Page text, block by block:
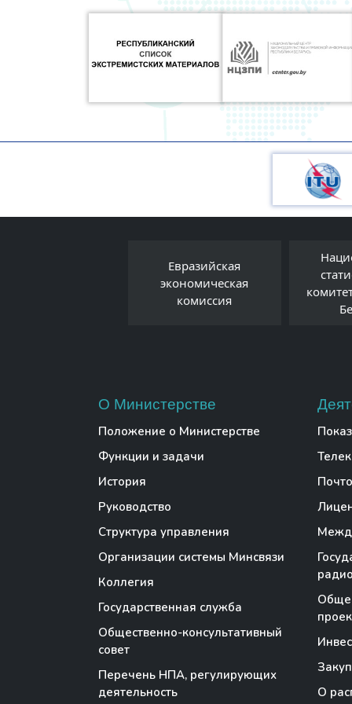
Евразийская
экономическая
комиссия
О Министерстве
Положение о Министерстве
Функции и задачи
История
Руководство
Структура управления
Организации системы Минсвязи
Коллегия
Государственная служба
Общественно-консультативный
совет
Перечень НПА, регулирующих
деятельность
О